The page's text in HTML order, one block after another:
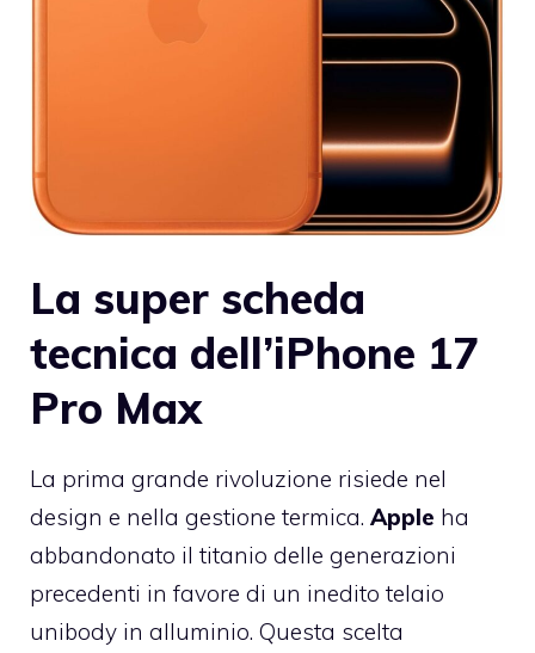
La super scheda
tecnica dell’iPhone 17
Pro Max
La prima grande rivoluzione risiede nel
design e nella gestione termica. Apple ha
abbandonato il titanio delle generazioni
precedenti in favore di un inedito telaio
unibody in alluminio. Questa scelta